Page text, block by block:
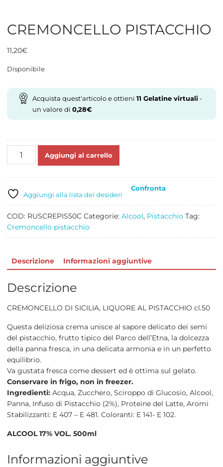
CREMONCELLO PISTACCHIO
11,20€
Disponibile
Acquista quest'articolo e ottieni 11 Gelatine virtuali-
un valore di 0,28€
CREMONCELLO
Aggiungi al carrello
Aggiungi alla lista dei desideri
Confronta
COD: RUSCREPIS50C Categorie: Alcool, Pistacchio Tag:
Cremoncello pistacchio
Descrizione Informazioni aggiuntive
Descrizione
CREMONCELLO DI SICILIA, LIQUORE AL PISTACCHIO cl.50
Questa deliziosa crema unisce al sapore delicato dei semi
del pistacchio, frutto tipico del Parco dell’Etna, la dolcezza
della panna fresca, in una delicata armonia e in un perfetto
equilibrio.
Va gustata fresca come dessert ed è ottima sul gelato.
Conservare in frigo, non in freezer.
Ingredienti:Acqua, Zucchero, Sciroppo di Glucosio, Alcool,
Panna, Infuso di Pistacchio (2%), Proteine del Latte, Aromi
Stabilizzanti: E 407 – E 481. Coloranti: E 141- E 102.
ALCOOL 17% VOL. 500ml
Informazioni aggiuntive